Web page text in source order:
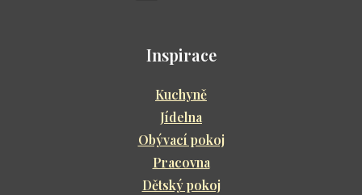
Inspirace
Kuchyně
Jídelna
Obývací pokoj
Pracovna
Dětský pokoj